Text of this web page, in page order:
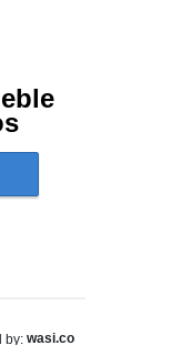
by: wasi.co